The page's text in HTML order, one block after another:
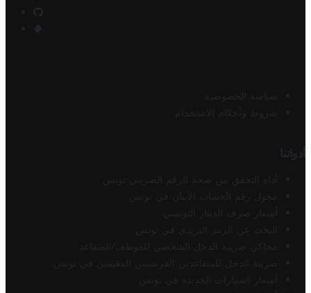
سياسة الخصوصية
شروط وأحكام الاستخدام
أدواتنا
أداة التحقق من صحة الرقم الضريبي تونس
محول رقم الحساب الآيبان في تونس
أسعار صرف الدينار التونسي
البحث عن الرمز البريدي في تونس
محاكي ضريبة الدخل الشخصي للموظف/المتقاعد
ضريبة الدخل للمتقاعدين الفرنسيين المقيمين في تونس
أسعار السيارات الجديدة في تونس